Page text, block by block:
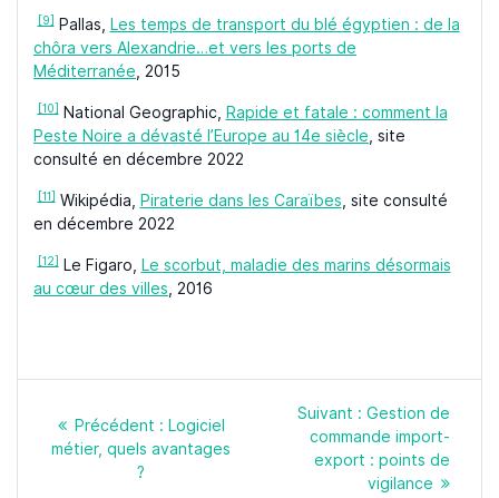
[9]Pallas, Les temps de transport du blé égyptien : de la
chôra vers Alexandrie…et vers les ports de
Méditerranée, 2015
[10]National Geographic, Rapide et fatale : comment la
Peste Noire a dévasté l’Europe au 14e siècle, site
consulté en décembre 2022
[11]Wikipédia, Piraterie dans les Caraïbes, site consulté
en décembre 2022
[12]Le Figaro, Le scorbut, maladie des marins désormais
au cœur des villes, 2016
l’article
Précédent : Article
précédent
Logiciel
métier, quels avantages
?
Suivant : Article
suivant
Gestion de
commande import-
export : points de
vigilance